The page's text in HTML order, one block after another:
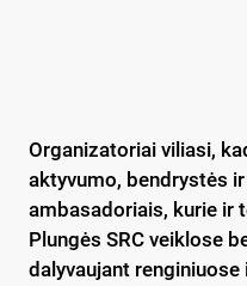
Organizatoriai viliasi,
aktyvumo, bendrystės
ambasadoriais, kurie ir
Plungės SRC veiklose
dalyvaujant